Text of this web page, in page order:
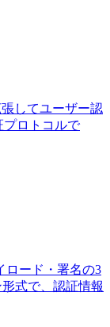
張してユーザー認
プロトコルで
ロード・署名の3
式で、認証情報